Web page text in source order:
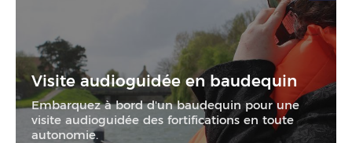
Visite audioguidée en baudequin
Embarquez à bord d'un baudequin pour une
visite audioguidée des fortifications en toute
autonomie.